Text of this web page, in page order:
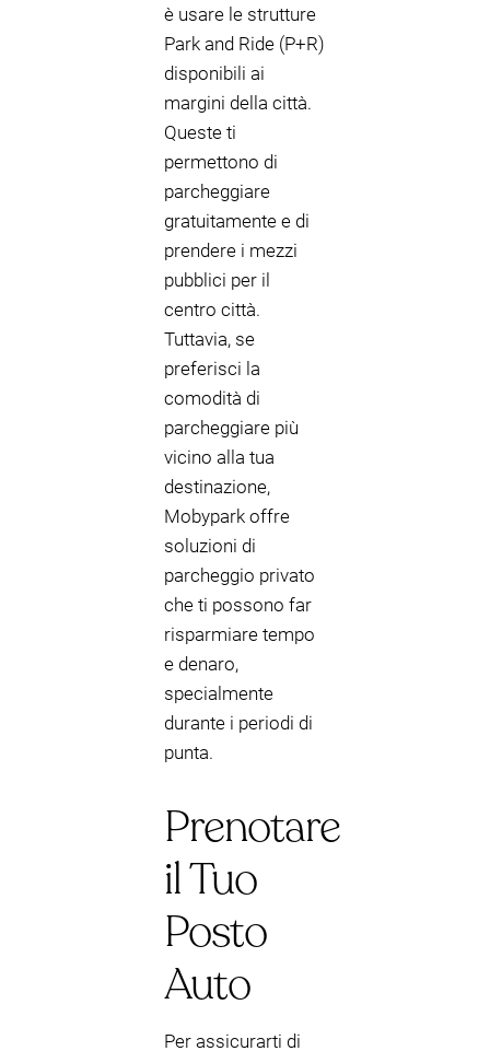
è usare le strutture
Park and Ride (P+R)
disponibili ai
margini della città.
Queste ti
permettono di
parcheggiare
gratuitamente e di
prendere i mezzi
pubblici per il
centro città.
Tuttavia, se
preferisci la
comodità di
parcheggiare più
vicino alla tua
destinazione,
Mobypark offre
soluzioni di
parcheggio privato
che ti possono far
risparmiare tempo
e denaro,
specialmente
durante i periodi di
punta.
Prenotare
il Tuo
Posto
Auto
Per assicurarti di